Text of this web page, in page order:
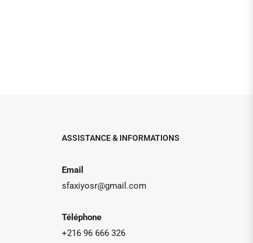
ASSISTANCE & INFORMATIONS
Email
sfaxiyosr@gmail.com
Téléphone
+216 96 666 326